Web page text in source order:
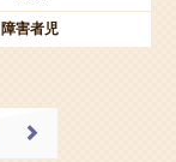
障害者児